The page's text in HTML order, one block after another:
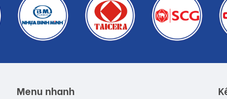
thiện và ấm áp.
Menu nhanh